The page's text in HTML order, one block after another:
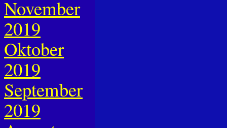
November
2019
Oktober
2019
September
2019